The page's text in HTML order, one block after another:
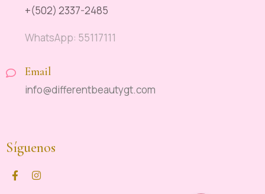
+(502) 2337-2485
WhatsApp: 55117111
Email
info@differentbeautygt.com
Síguenos